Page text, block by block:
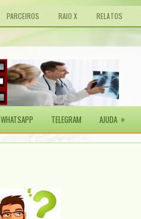
PARCEIROS RAIO X RELATOS
WHATSAPP TELEGRAM AJUDA »